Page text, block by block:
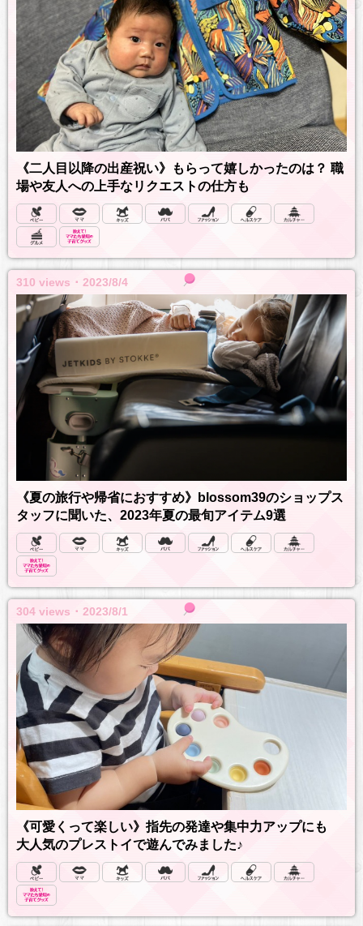
《二人目以降の出産祝い》もらって嬉しかったのは？ 職
場や友人への上手なリクエストの仕方も
310 views ･ 2023/8/4
《夏の旅行や帰省におすすめ》blossom39のショップス
タッフに聞いた、2023年夏の最旬アイテム9選
304 views ･ 2023/8/1
《可愛くって楽しい》指先の発達や集中力アップにも
大人気のプレストイで遊んでみました♪